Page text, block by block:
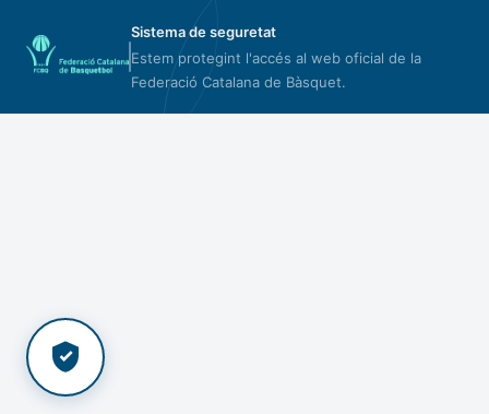
Sistema de seguretat
Estem protegint l'accés al web oficial de la
Federació Catalana de Bàsquet.